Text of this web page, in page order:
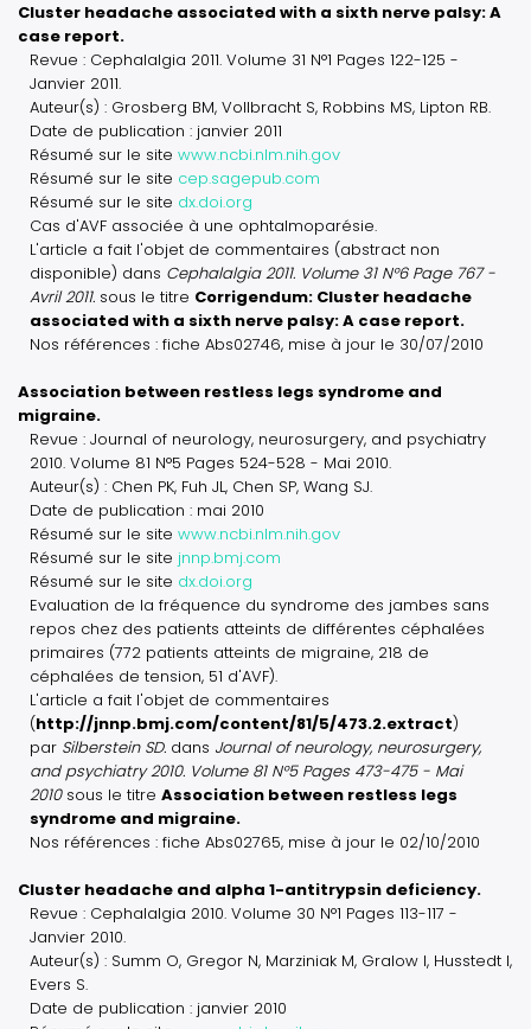
Cluster headache associated with a sixth nerve palsy: A
case report.
Revue : Cephalalgia 2011. Volume 31 N°1 Pages 122-125 -
Janvier 2011.
Auteur(s) : Grosberg BM, Vollbracht S, Robbins MS, Lipton RB.
Date de publication : janvier 2011
Résumé sur le site www.ncbi.nlm.nih.gov
Résumé sur le site cep.sagepub.com
Résumé sur le site dx.doi.org
Cas d'AVF associée à une ophtalmoparésie.
L'article a fait l'objet de commentaires (abstract non
disponible) dans Cephalalgia 2011. Volume 31 N°6 Page 767 -
Avril 2011. sous le titre Corrigendum: Cluster headache
associated with a sixth nerve palsy: A case report.
Nos références : fiche Abs02746, mise à jour le 30/07/2010
Association between restless legs syndrome and
migraine.
Revue : Journal of neurology, neurosurgery, and psychiatry
2010. Volume 81 N°5 Pages 524-528 - Mai 2010.
Auteur(s) : Chen PK, Fuh JL, Chen SP, Wang SJ.
Date de publication : mai 2010
Résumé sur le site www.ncbi.nlm.nih.gov
Résumé sur le site jnnp.bmj.com
Résumé sur le site dx.doi.org
Evaluation de la fréquence du syndrome des jambes sans
repos chez des patients atteints de différentes céphalées
primaires (772 patients atteints de migraine, 218 de
céphalées de tension, 51 d'AVF).
L'article a fait l'objet de commentaires
(http://jnnp.bmj.com/content/81/5/473.2.extract)
par Silberstein SD. dans Journal of neurology, neurosurgery,
and psychiatry 2010. Volume 81 N°5 Pages 473-475 - Mai
2010sous le titre Association between restless legs
syndrome and migraine.
Nos références : fiche Abs02765, mise à jour le 02/10/2010
Cluster headache and alpha 1-antitrypsin deficiency.
Revue : Cephalalgia 2010. Volume 30 N°1 Pages 113-117 -
Janvier 2010.
Auteur(s) : Summ O, Gregor N, Marziniak M, Gralow I, Husstedt I,
Evers S.
Date de publication : janvier 2010